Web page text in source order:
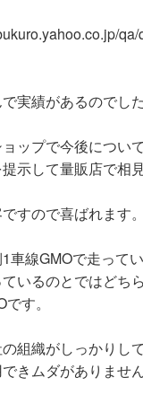
実績があるのでし
ップで今後につい
示して量販店で相
すので喜ばれます。
車線GMOで走って
いるのとではどち
す。
組織がしっかりし
きムダがありません